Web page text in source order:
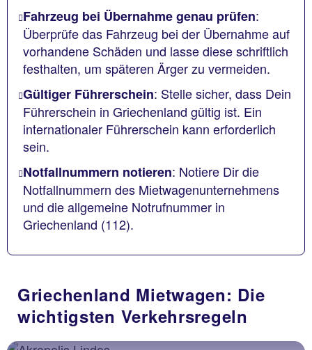
Fahrzeug bei Übernahme genau prüfen:
Überprüfe das Fahrzeug bei der Übernahme auf
vorhandene Schäden und lasse diese schriftlich
festhalten, um späteren Ärger zu vermeiden.
Gültiger Führerschein: Stelle sicher, dass Dein
Führerschein in Griechenland gültig ist. Ein
internationaler Führerschein kann erforderlich
sein.
Notfallnummern notieren: Notiere Dir die
Notfallnummern des Mietwagenunternehmens
und die allgemeine Notrufnummer in
Griechenland (112).
Griechenland Mietwagen: Die
wichtigsten Verkehrsregeln